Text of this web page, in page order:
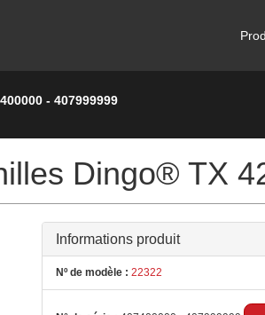
- 407999999
Dingo® TX
Informations produit
Nº de modèle : 22322